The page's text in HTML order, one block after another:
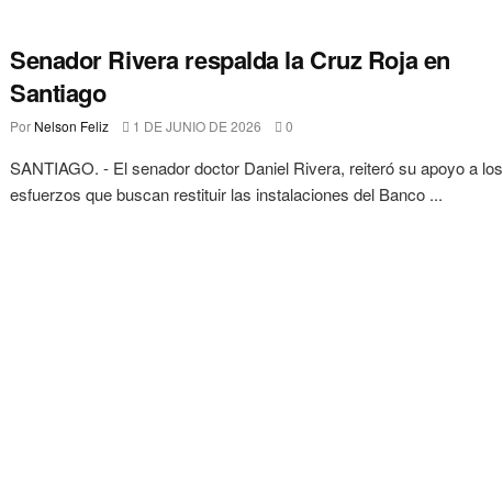
Senador Rivera respalda la Cruz Roja en
Santiago
Por Nelson Feliz 1 DE JUNIO DE 2026 0
SANTIAGO. - El senador doctor Daniel Rivera, reiteró su apoyo a los
esfuerzos que buscan restituir las instalaciones del Banco ...